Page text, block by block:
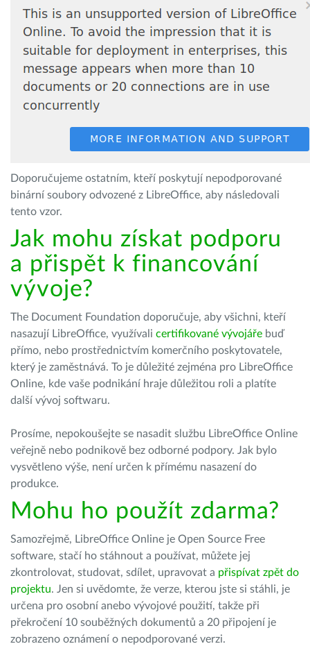
Doporučujeme ostatním, kteří poskytují nepodporované
binární soubory odvozené z LibreOffice, aby následovali
tento vzor.
Jak mohu získat podporu
a přispět k financování
vývoje?
The Document Foundation doporučuje, aby všichni, kteří
nasazují LibreOffice, využívali certifikované vývojáře buď
přímo, nebo prostřednictvím komerčního poskytovatele,
který je zaměstnává. To je důležité zejména pro LibreOffice
Online, kde vaše podnikání hraje důležitou roli a platíte
další vývoj softwaru.
Prosíme, nepokoušejte se nasadit službu LibreOffice Online
veřejně nebo podnikově bez odborné podpory. Jak bylo
vysvětleno výše, není určen k přímému nasazení do
produkce.
Mohu ho použít zdarma?
Samozřejmě, LibreOffice Online je Open Source Free
software, stačí ho stáhnout a používat, můžete jej
zkontrolovat, studovat, sdílet, upravovat a přispívat zpět do
projektu. Jen si uvědomte, že verze, kterou jste si stáhli, je
určena pro osobní anebo vývojové použití, takže při
překročení 10 souběžných dokumentů a 20 připojení je
zobrazeno oznámení o nepodporované verzi.